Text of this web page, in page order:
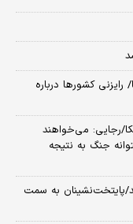
رایزنی کشورها درباره
رجایی: می‌خواهند
جنگ به نتیجه
پایتخت‌نشینان به سمت